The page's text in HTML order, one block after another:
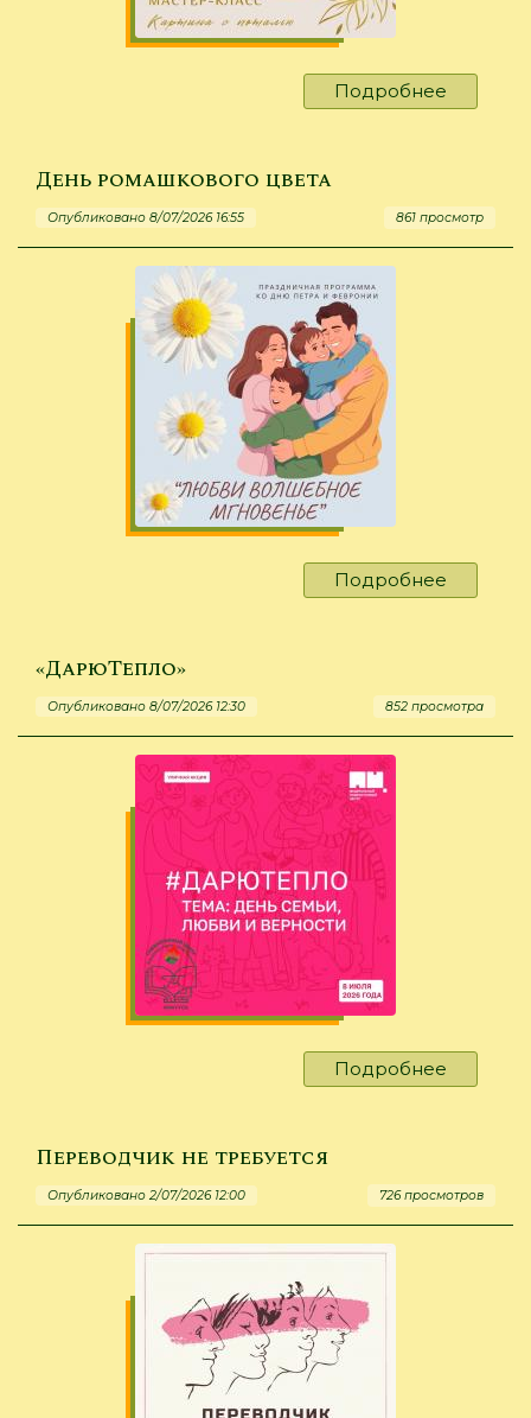
Подробнее
Талант
День ромашкового цвета
Опубликовано 8/07/2026 16:55 861 просмотр
Подробнее
День
«ДарюТепло»
Опубликовано 8/07/2026 12:30 852 просмотра
Подробнее
Переводчик не требуется
Опубликовано 2/07/2026 12:00 726 просмотров